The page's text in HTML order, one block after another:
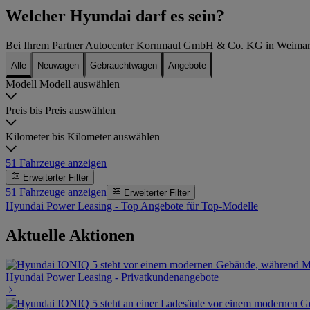
Welcher Hyundai darf es sein?
Bei Ihrem Partner Autocenter Kornmaul GmbH & Co. KG in
Alle Neuwagen Gebrauchtwagen Angebote
Modell Modell auswählen
Preis bis Preis auswählen
Kilometer bis Kilometer auswählen
51 Fahrzeuge anzeigen
Erweiterter Filter
51 Fahrzeuge anzeigen Erweiterter Filter
Hyundai Power Leasing - Top Angebote für Top-Modelle
Aktuelle Aktionen
Hyundai Power Leasing - Privatkundenangebote